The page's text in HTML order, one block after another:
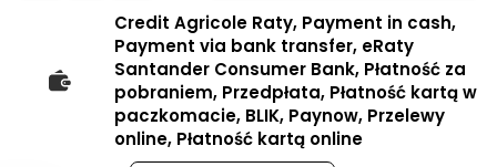
Credit Agricole Raty, Payment in cash,
Payment via bank transfer, eRaty
Santander Consumer Bank, Płatność za
pobraniem, Przedpłata, Płatność kartą w
paczkomacie, BLIK, Paynow, Przelewy
online, Płatność kartą online